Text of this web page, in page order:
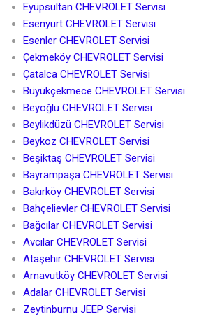
Eyüpsultan CHEVROLET Servisi
Esenyurt CHEVROLET Servisi
Esenler CHEVROLET Servisi
Çekmeköy CHEVROLET Servisi
Çatalca CHEVROLET Servisi
Büyükçekmece CHEVROLET Servisi
Beyoğlu CHEVROLET Servisi
Beylikdüzü CHEVROLET Servisi
Beykoz CHEVROLET Servisi
Beşiktaş CHEVROLET Servisi
Bayrampaşa CHEVROLET Servisi
Bakırköy CHEVROLET Servisi
Bahçelievler CHEVROLET Servisi
Bağcılar CHEVROLET Servisi
Avcılar CHEVROLET Servisi
Ataşehir CHEVROLET Servisi
Arnavutköy CHEVROLET Servisi
Adalar CHEVROLET Servisi
Zeytinburnu JEEP Servisi